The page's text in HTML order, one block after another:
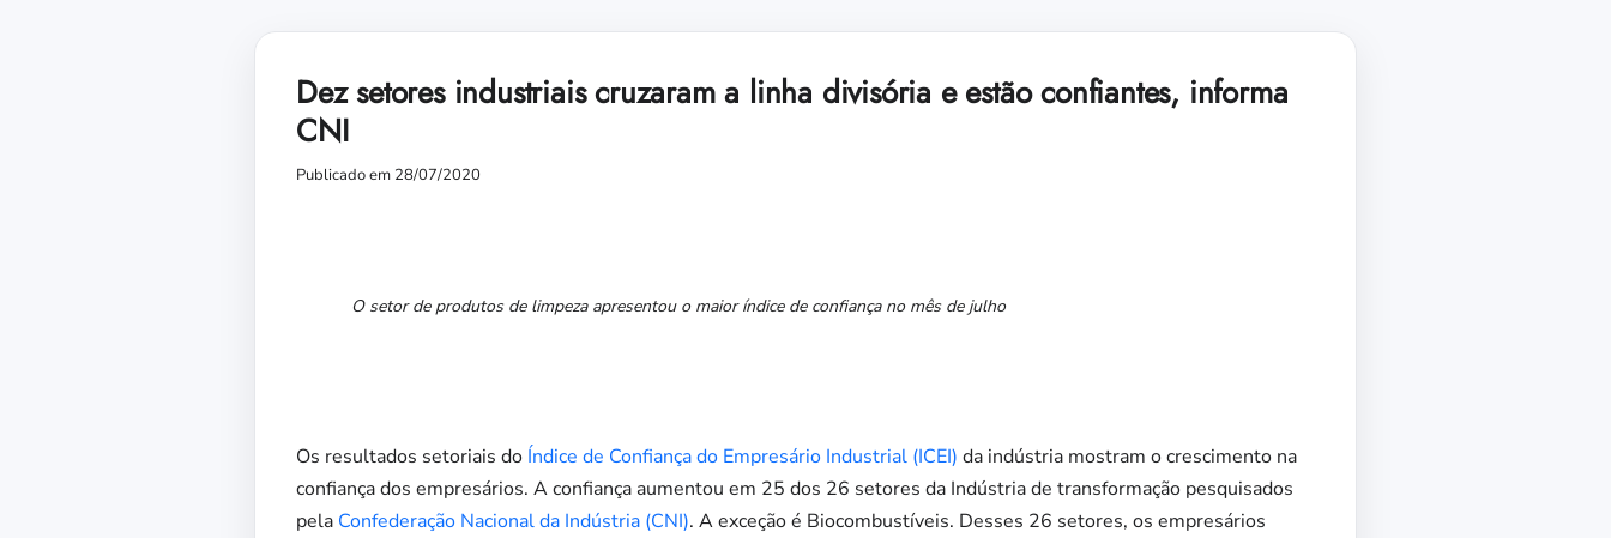
Dez setores industriais cruzaram a linha divisória e estão confiantes, informa
CNI
Publicado em 28/07/2020
O setor de produtos de limpeza apresentou o maior índice de confiança no mês de julho
Os resultados setoriais do Índice de Confiança do Empresário Industrial (ICEI) da indústria mostram o crescimento na
confiança dos empresários. A confiança aumentou em 25 dos 26 setores da Indústria de transformação pesquisados
pela Confederação Nacional da Indústria (CNI). A exceção é Biocombustíveis. Desses 26 setores, os empresários